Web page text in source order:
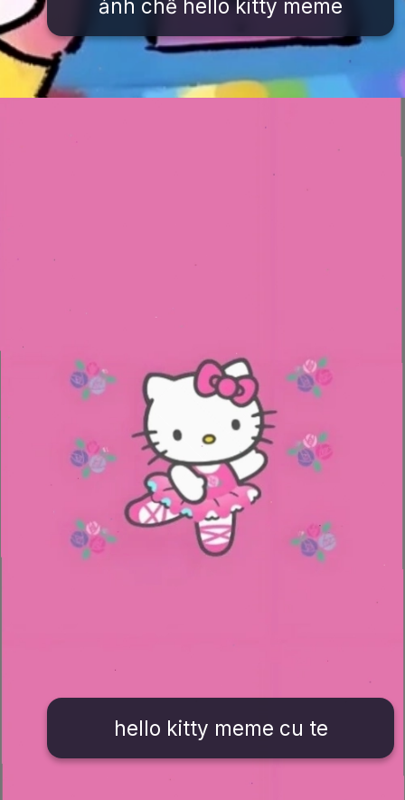
ảnh chế hello kitty meme
hello kitty meme cu te